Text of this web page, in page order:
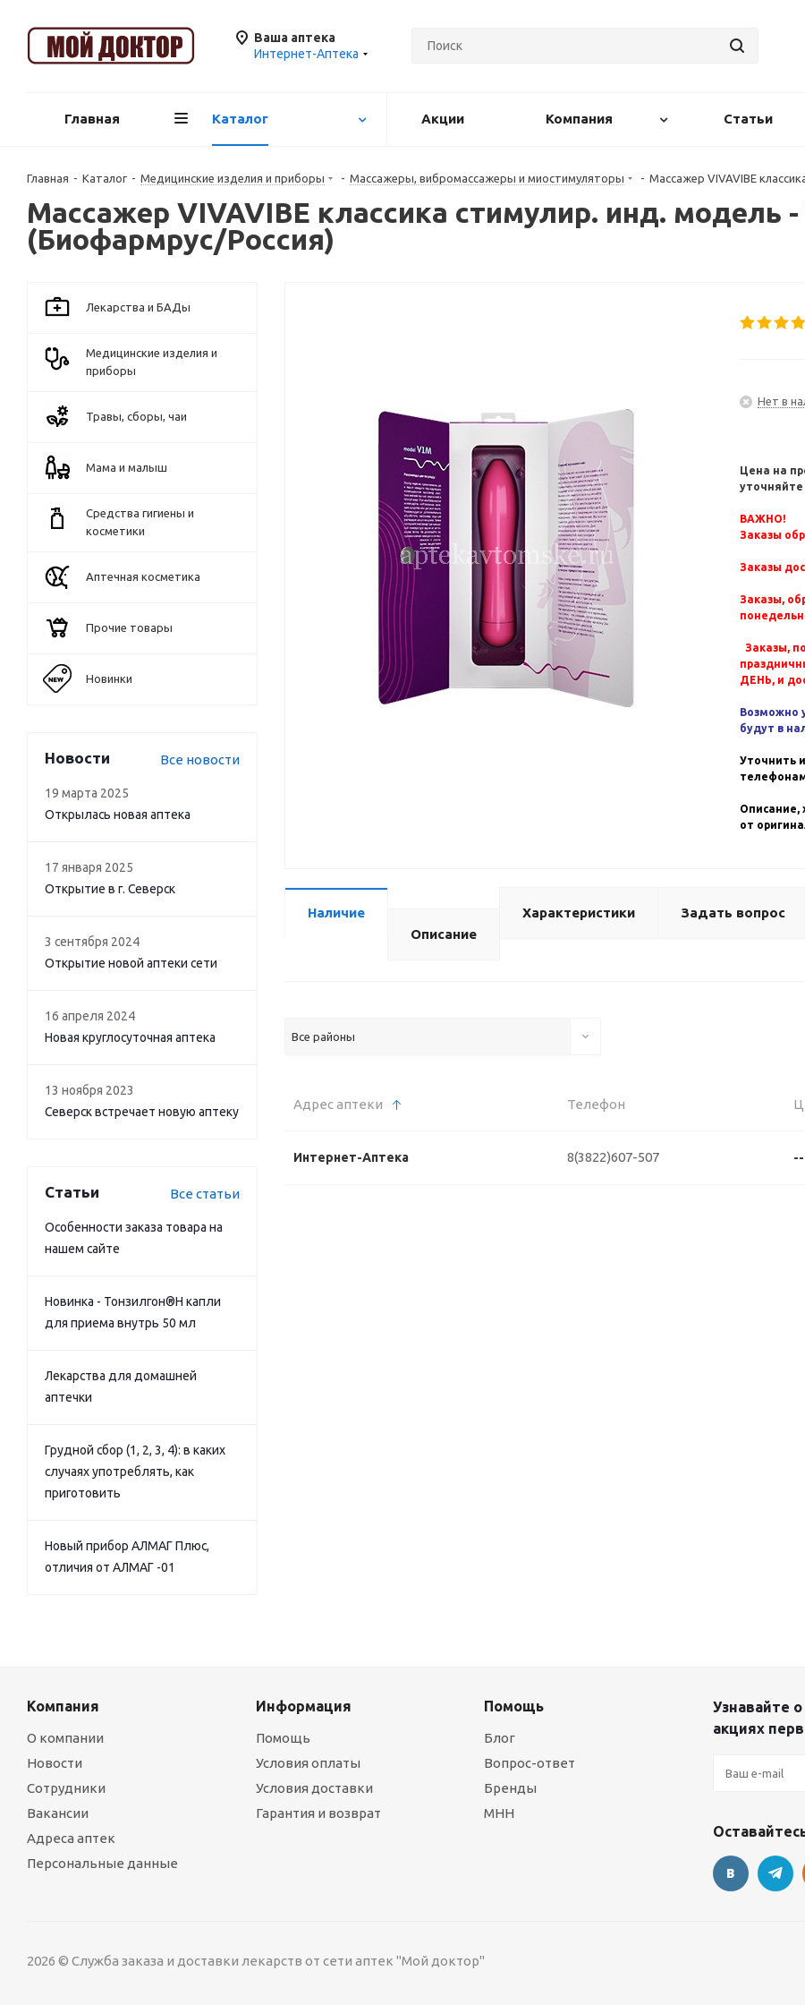
Ваша аптека
Интернет-Аптека
Главная Каталог Акции Компания Статьи
Главная - Каталог - Медицинские изделия и приборы - Массажеры, вибромассажеры и миостимуляторы - Массажер VIVAVIBE
Массажер VIVAVIBE классика стимулир. инд. модель -
(Биофармрус/Россия)
Нет в
Цена на
ВАЖНО!
Заказы
Заказы
Заказы,
Заказы,
ДЕНЬ, и
Возможно
будут в
Уточнить
Описание,
от
Наличие
Описание
Характеристики Задать вопрос
Все районы
Адрес аптеки Телефон
Интернет-Аптека 8(3822)607-507
Лекарства и БАДы
Медицинские изделия и
приборы
Травы, сборы, чаи
Мама и малыш
Средства гигиены и
косметики
Аптечная косметика
Прочие товары
Новинки
Новости Все новости
19 марта 2025
Открылась новая аптека
17 января 2025
Открытие в г. Северск
3 сентября 2024
Открытие новой аптеки сети
16 апреля 2024
Новая круглосуточная аптека
13 ноября 2023
Северск встречает новую аптеку
Статьи Все статьи
Особенности заказа товара на
нашем сайте
Новинка - Тонзилгон®Н капли
для приема внутрь 50 мл
Лекарства для домашней
аптечки
Грудной сбор (1, 2, 3, 4): в каких
случаях употреблять, как
приготовить
Новый прибор АЛМАГ Плюс,
отличия от АЛМАГ -01
Компания
О компании
Новости
Сотрудники
Вакансии
Адреса аптек
Персональные данные
Информация
Помощь
Условия оплаты
Условия доставки
Гарантия и возврат
Помощь
Блог
Вопрос-ответ
Бренды
МНН
Узнавайте
акциях
2026 © Служба заказа и доставки лекарств от сети аптек "Мой доктор"